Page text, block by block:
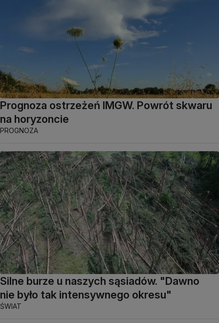
Prognoza ostrzeżeń IMGW. Powrót skwaru
na horyzoncie
PROGNOZA
Silne burze u naszych sąsiadów. "Dawno
nie było tak intensywnego okresu"
ŚWIAT